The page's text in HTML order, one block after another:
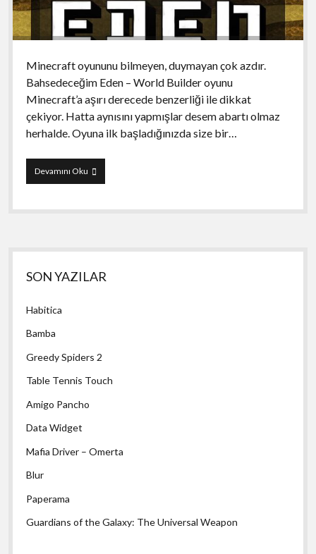
Minecraft oyununu bilmeyen, duymayan çok azdır.
Bahsedeceğim Eden – World Builder oyunu
Minecraft’a aşırı derecede benzerliği ile dikkat
çekiyor. Hatta aynısını yapmışlar desem abartı olmaz
herhalde. Oyuna ilk başladığınızda size bir…
Devamını OkuEden
–
Builder
Yan
Menü
SON YAZILAR
Habitica
Bamba
Greedy Spiders 2
Table Tennis Touch
Amigo Pancho
Data Widget
Mafia Driver – Omerta
Blur
Paperama
Guardians of the Galaxy: The Universal Weapon